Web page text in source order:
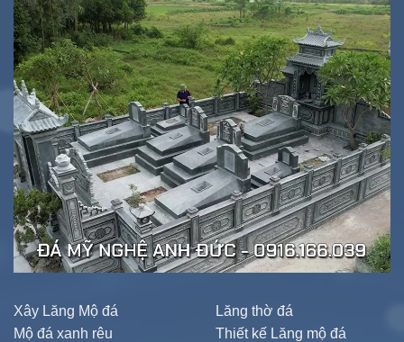
Xây Lăng Mộ đá
Mộ đá xanh rêu
Lăng thờ đá
Thiết kế Lăng mộ đá